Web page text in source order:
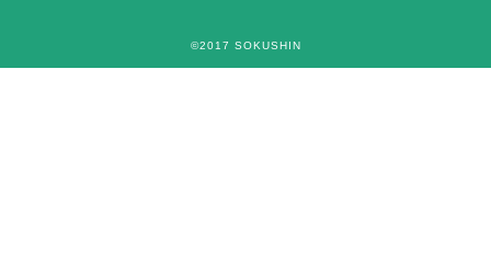
©2017 SOKUSHIN